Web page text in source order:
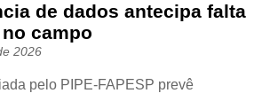
de dados antecipa falta
campo
2026
pelo PIPE-FAPESP prevê